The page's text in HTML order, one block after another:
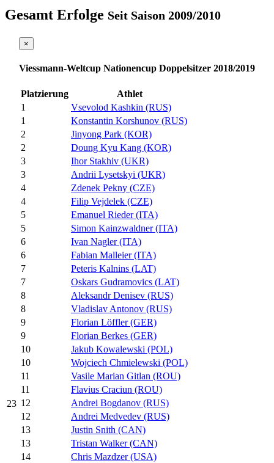
Gesamt Erfolge Seit Saison 2009/2010
23
×
Viessmann-Weltcup Nationencup Doppelsitzer 2018/2019
Platzierung
Athlet
1
Vsevolod Kashkin (RUS)
1
Konstantin Korshunov (RUS)
2
Jinyong Park (KOR)
2
Doung Kyu Kang (KOR)
3
Ihor Stakhiv (UKR)
3
Andrii Lysetskyi (UKR)
4
Zdenek Pekny (CZE)
4
Filip Vejdelek (CZE)
5
Emanuel Rieder (ITA)
5
Simon Kainzwaldner (ITA)
6
Ivan Nagler (ITA)
6
Fabian Malleier (ITA)
7
Peteris Kalnins (LAT)
7
Oskars Gudramovics (LAT)
8
Aleksandr Denisev (RUS)
8
Vladislav Antonov (RUS)
9
Florian Löffler (GER)
9
Florian Berkes (GER)
10
Jakub Kowalewski (POL)
10
Wojciech Chmielewski (POL)
11
Vasile Marian Gitlan (ROU)
11
Flavius Craciun (ROU)
12
Andrei Bogdanov (RUS)
12
Andrei Medvedev (RUS)
13
Justin Snith (CAN)
13
Tristan Walker (CAN)
14
Chris Mazdzer (USA)